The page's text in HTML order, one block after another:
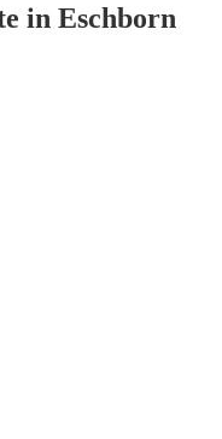
in Eschborn